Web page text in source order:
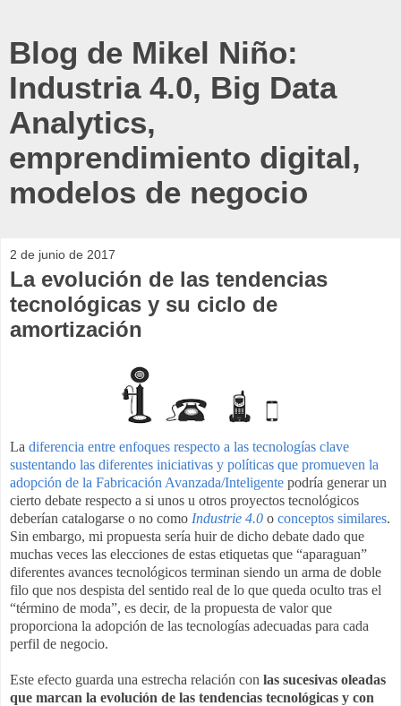
Blog de Mikel Niño:
Industria 4.0, Big Data
Analytics,
emprendimiento digital,
modelos de negocio
2 de junio de 2017
La evolución de las tendencias
tecnológicas y su ciclo de
amortización
La diferencia entre enfoques respecto a las tecnologías clave
sustentando las diferentes iniciativas y políticas que promueven la
adopción de la Fabricación Avanzada/Inteligente podría generar un
cierto debate respecto a si unos u otros proyectos tecnológicos
deberían catalogarse o no como Industrie 4.0 o conceptos similares.
Sin embargo, mi propuesta sería huir de dicho debate dado que
muchas veces las elecciones de estas etiquetas que “aparaguan”
diferentes avances tecnológicos terminan siendo un arma de doble
filo que nos despista del sentido real de lo que queda oculto tras el
“término de moda”, es decir, de la propuesta de valor que
proporciona la adopción de las tecnologías adecuadas para cada
perfil de negocio.
Este efecto guarda una estrecha relación con las sucesivas oleadas
que marcan la evolución de las tendencias tecnológicas y con